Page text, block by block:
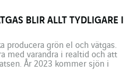
BLIR ALLT TYDLIGARE I
producera grön el och vätgas.
med varandra i realtid och att
År 2023 kommer sjön i